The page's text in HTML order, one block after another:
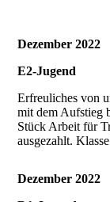
Dezember 2022
E2-Jugend
Erfreuliches von
mit dem Aufstieg
Stück Arbeit für
ausgezahlt.
Dezember 2022